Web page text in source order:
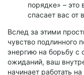
порядке» –
спасает вас от
Вслед за этими
чувство подлинного
энергию на борьбу с
ожиданий, ваш
начинает работать